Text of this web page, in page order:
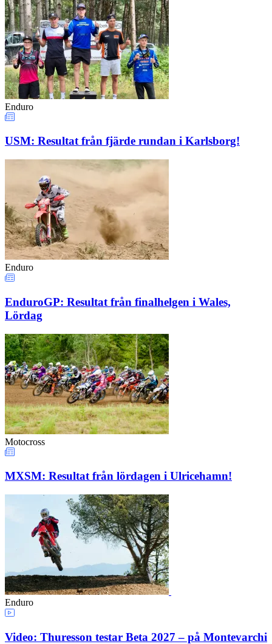
Enduro
USM: Resultat från fjärde rundan i Karlsborg!
Enduro
EnduroGP: Resultat från finalhelgen i Wales,
Lördag
Motocross
MXSM: Resultat från lördagen i Ulricehamn!
Enduro
Video: Thuresson testar Beta 2027 – på Montevarchi